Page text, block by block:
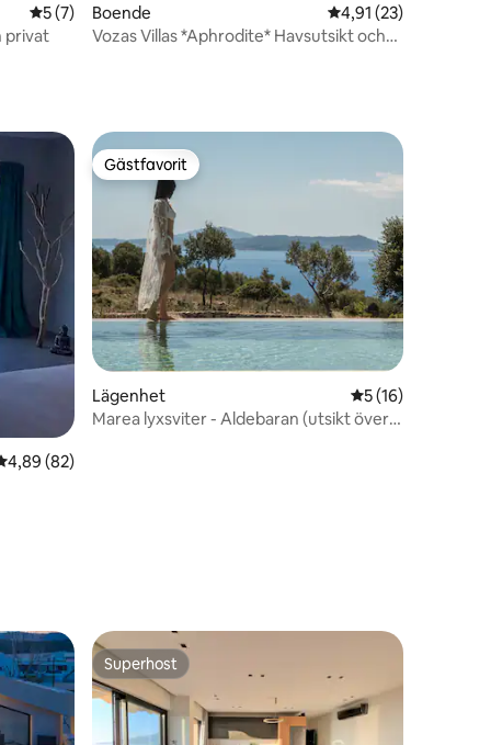
5 av 5 i genomsnittligt betyg, 7 omdömen
5 (7)
privat
Boende 4,91 av 5 i
4,91 (23)
Vozas Villas *Aphrodite* Havsutsikt och
av 5 i genomsnittligt betyg, 82 omdömen
4,89 (82)
Gästfavorit
Gästfavorit
Lägenhet 5 av 5 i
5 (16)
Marea lyxsviter - Aldebaran (utsikt över
Superhost
Superhost